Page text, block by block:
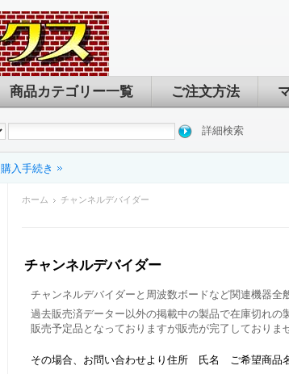
商品カテゴリー一覧 ご注文方法
詳細検索
購入手続き
ホーム チャンネルデバイダー
チャンネルデバイダー
チャンネルデバイダーと周波数ボードなど関連機器全
過去販売済データー以外の掲載中の製品で在庫切れの
販売予定品となっておりますが販売が完了しておりま
その場合、お問い合わせより住所 氏名 ご希望商品